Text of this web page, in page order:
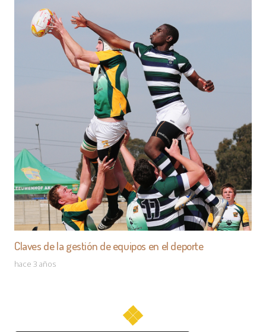
Claves de la gestión de equipos en el deporte
hace 3 años